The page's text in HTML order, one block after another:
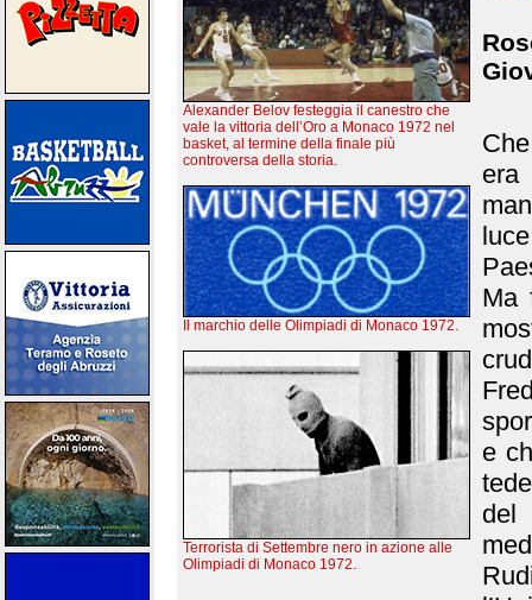
Alexander Belov festeggia il canestro che
vale la vittoria dell’Oro a Monaco 1972 nel
basket, al termine della finale più
controversa della storia.
Il marchio delle Olimpiadi di Monaco 1972.
Terrorista di Settembre nero in azione alle
Olimpiadi di Monaco 1972.
Ma
e
del